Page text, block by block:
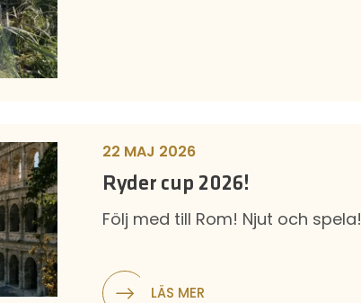
22 MAJ 2026
Ryder cup 2026!
Följ med till Rom! Njut och spela!
LÄS MER